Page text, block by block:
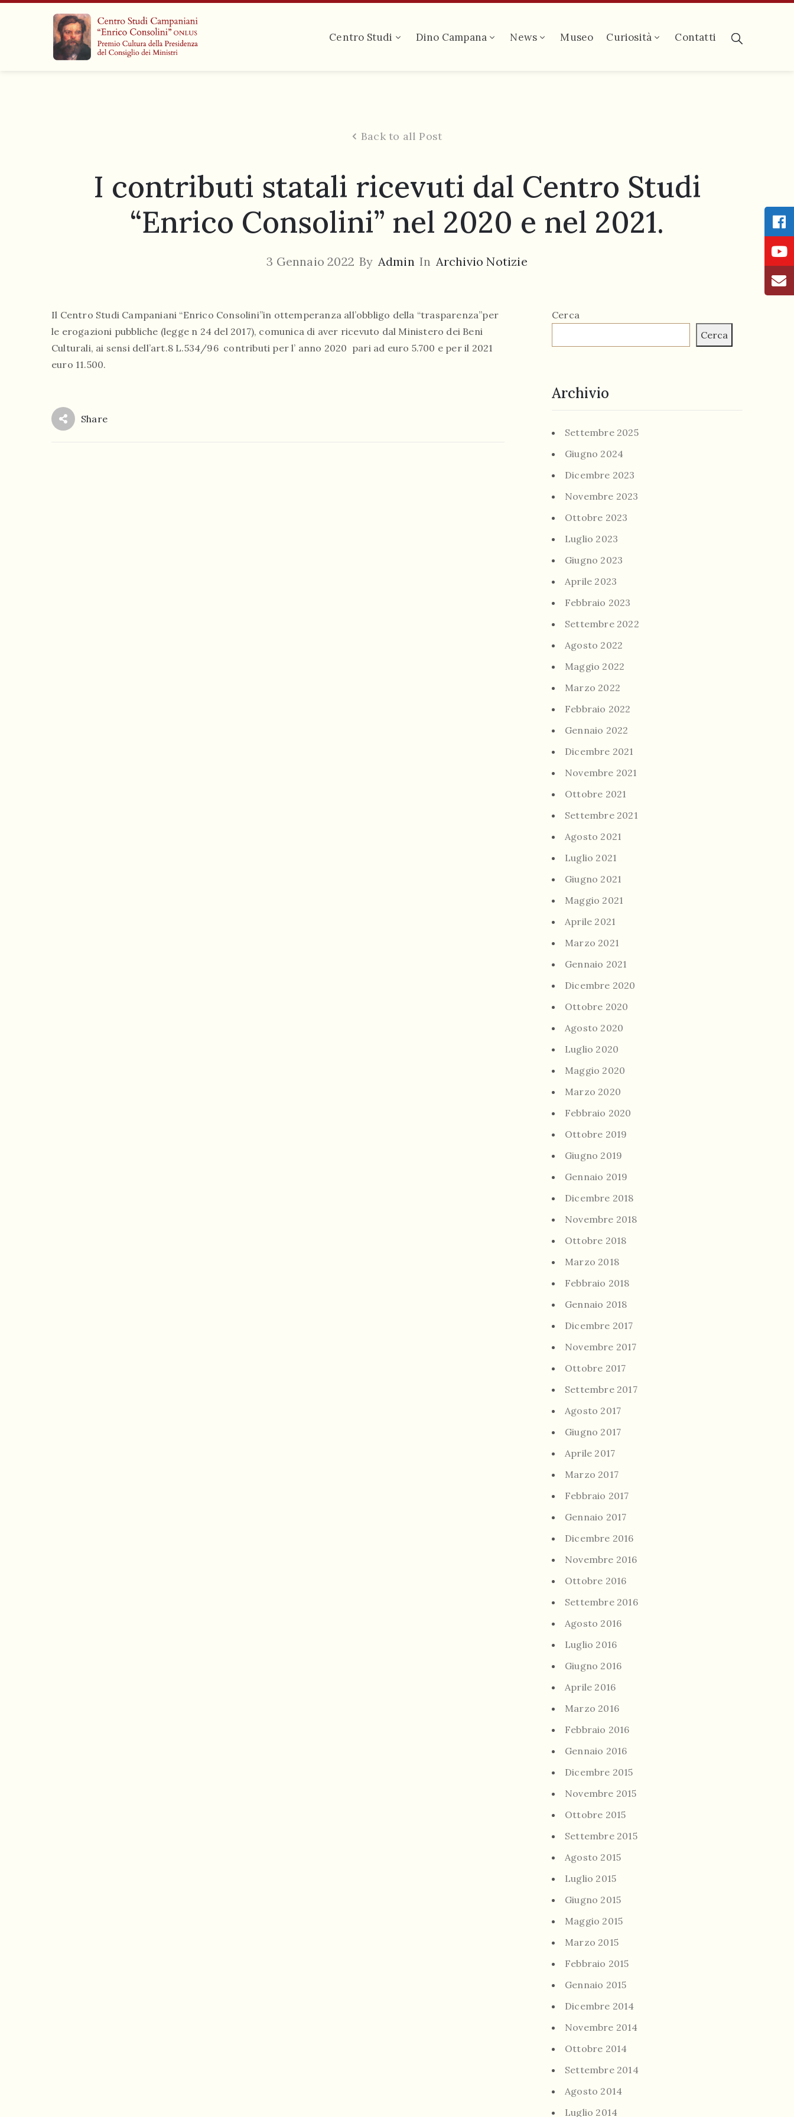
Centro Studi Dino Campana News Museo Curiosità Contatti
Back to all Post
I contributi statali ricevuti dal Centro Studi
“Enrico Consolini” nel 2020 e nel 2021.
3 Gennaio 2022 By Admin In Archivio Notizie
Il Centro Studi Campaniani “Enrico Consolini”in ottemperanza all’obbligo della “trasparenza”per
le erogazioni pubbliche (legge n 24 del 2017), comunica di aver ricevuto dal Ministero dei Beni
Culturali, ai sensi dell’art.8 L.534/96 contributi per l’ anno 2020 pari ad euro 5.700 e per il 2021
euro 11.500.
Share
Cerca
Cerca
Archivio
Settembre 2025
Giugno 2024
Dicembre 2023
Novembre 2023
Ottobre 2023
Luglio 2023
Giugno 2023
Aprile 2023
Febbraio 2023
Settembre 2022
Agosto 2022
Maggio 2022
Marzo 2022
Febbraio 2022
Gennaio 2022
Dicembre 2021
Novembre 2021
Ottobre 2021
Settembre 2021
Agosto 2021
Luglio 2021
Giugno 2021
Maggio 2021
Aprile 2021
Marzo 2021
Gennaio 2021
Dicembre 2020
Ottobre 2020
Agosto 2020
Luglio 2020
Maggio 2020
Marzo 2020
Febbraio 2020
Ottobre 2019
Giugno 2019
Gennaio 2019
Dicembre 2018
Novembre 2018
Ottobre 2018
Marzo 2018
Febbraio 2018
Gennaio 2018
Dicembre 2017
Novembre 2017
Ottobre 2017
Settembre 2017
Agosto 2017
Giugno 2017
Aprile 2017
Marzo 2017
Febbraio 2017
Gennaio 2017
Dicembre 2016
Novembre 2016
Ottobre 2016
Settembre 2016
Agosto 2016
Luglio 2016
Giugno 2016
Aprile 2016
Marzo 2016
Febbraio 2016
Gennaio 2016
Dicembre 2015
Novembre 2015
Ottobre 2015
Settembre 2015
Agosto 2015
Luglio 2015
Giugno 2015
Maggio 2015
Marzo 2015
Febbraio 2015
Gennaio 2015
Dicembre 2014
Novembre 2014
Ottobre 2014
Settembre 2014
Agosto 2014
Luglio 2014